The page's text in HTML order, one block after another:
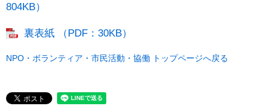
804KB）
裏表紙 （PDF：30KB）
NPO・ボランティア・市民活動・協働 トップページへ戻る